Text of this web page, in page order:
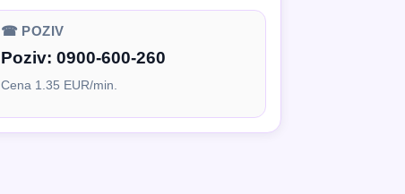
☎ POZIV
Poziv: 0900-600-260
Cena 1.35 EUR/min.